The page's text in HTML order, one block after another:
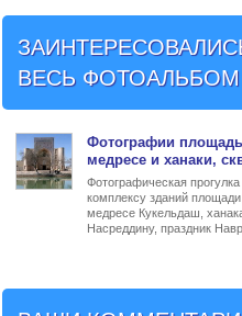
ВЕСЬ ФОТОАЛЬБОМ
Фотографии
медресе и ханаки,
Фотографическая
комплексу зданий
медресе Кукельдаш,
Насреддину, праздник